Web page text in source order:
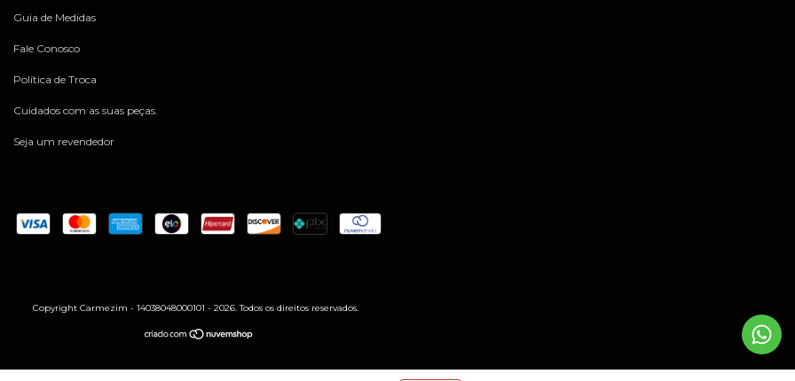
Guia de Medidas
Fale Conosco
Política de Troca
Cuidados com as suas peças.
Seja um revendedor
Copyright Carmezim - 14038048000101 - 2026. Todos os direitos reservados.